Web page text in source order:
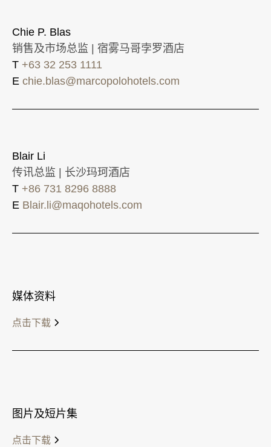
Chie P. Blas
销售及市场总监 | 宿雾马哥孛罗酒店
T +63 32 253 1111
E chie.blas@marcopolohotels.com
Blair Li
传讯总监 | 长沙玛珂酒店
T +86 731 8296 8888
E Blair.li@maqohotels.com
媒体资料
点击下载
图片及短片集
点击下载